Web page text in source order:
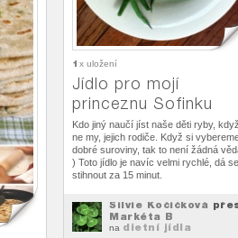
1 x uložení
Jídlo pro mojí
princeznu Sofinku
Kdo jiný naučí jíst naše děti ryby,
ne my, jejich rodiče. Když si
dobré suroviny, tak to není žádná
) Toto jídlo je navíc velmi rychlé, dá se
stihnout za 15 minut.
Silvie Kočičková
Markéta B
na dietní jídla